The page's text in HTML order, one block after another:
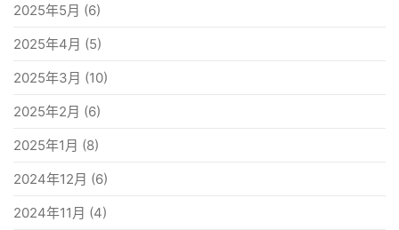
2025年5月 (6)
2025年4月 (5)
2025年3月 (10)
2025年2月 (6)
2025年1月 (8)
2024年12月 (6)
2024年11月 (4)